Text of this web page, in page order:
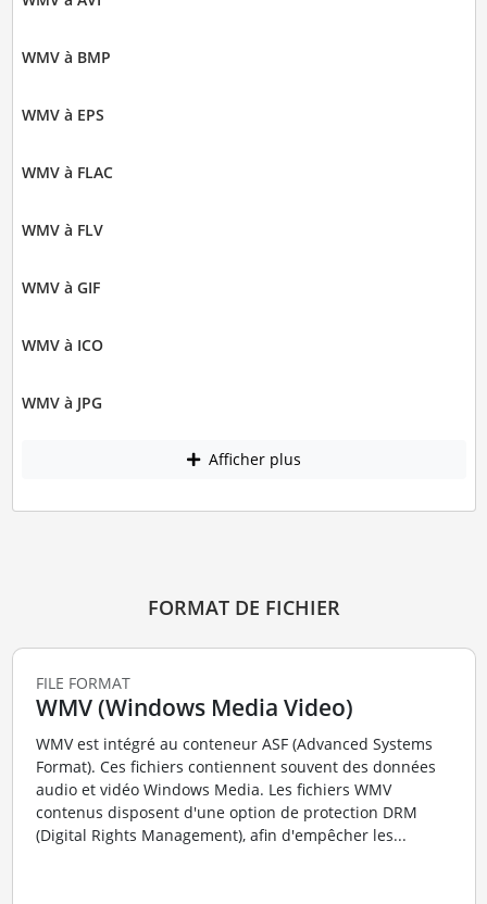
WMV à BMP
WMV à EPS
WMV à FLAC
WMV à FLV
WMV à GIF
WMV à ICO
WMV à JPG
Afficher plus
FORMAT DE FICHIER
FILE FORMAT
WMV (Windows Media Video)
WMV est intégré au conteneur ASF (Advanced Systems
Format). Ces fichiers contiennent souvent des données
audio et vidéo Windows Media. Les fichiers WMV
contenus disposent d'une option de protection DRM
(Digital Rights Management), afin d'empêcher les...